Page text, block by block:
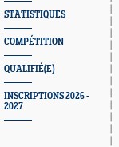
STATISTIQUES
COMPÉTITION
QUALIFIÉ(E)
INSCRIPTIONS 2026 -
2027